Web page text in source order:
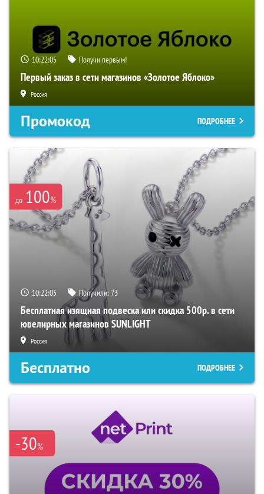
10:22:04 Получи первым!
Первый заказ в сети магазинов «Золотое Яблоко»
Россия
Промокод ПОДРОБНЕЕ
до 100%
10:22:04 Получили:73
Бесплатная изящная подвеска или скидка 500р. в сети
ювелирных магазинов SUNLIGHT
Россия
Бесплатно ПОДРОБНЕЕ
-30%